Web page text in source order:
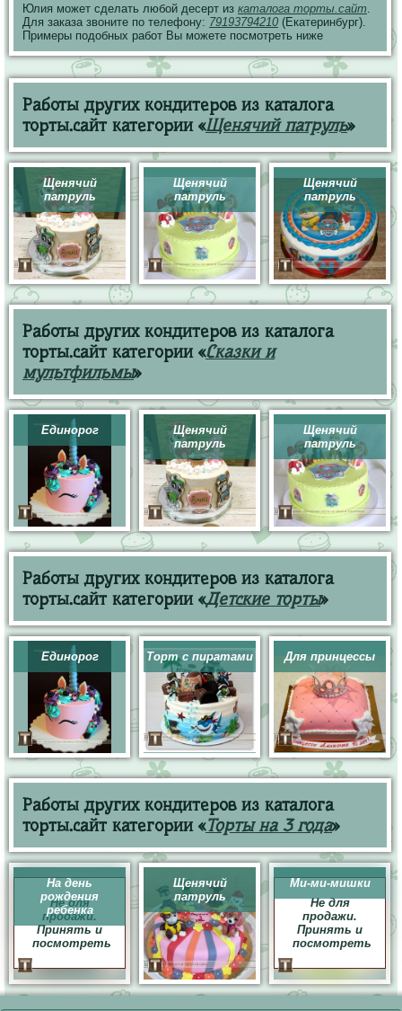
Юлия может сделать любой десерт из каталога торты.сайт
Для заказа звоните по телефону: 79193794210 (Екатеринбург).
Примеры подобных работ Вы можете посмотреть ниже
Работы других кондитеров из каталога
торты.сайт категории «Щенячий патруль»
Щенячий
патруль
Щенячий
патруль
Щенячий
патруль
Работы других кондитеров из каталога
торты.сайт категории «Сказки и
мультфильмы»
Единорог
Щенячий
патруль
Щенячий
патруль
Работы других кондитеров из каталога
торты.сайт категории «Детские торты»
Единорог Торт с пиратами Для принцессы
Работы других кондитеров из каталога
торты.сайт категории «Торты на 3 года»
На день
рождения
ребенка
Не для
продажи.
Принять и
посмотреть
Щенячий
патруль
Ми-ми-мишки
Не для
продажи.
Принять и
посмотреть